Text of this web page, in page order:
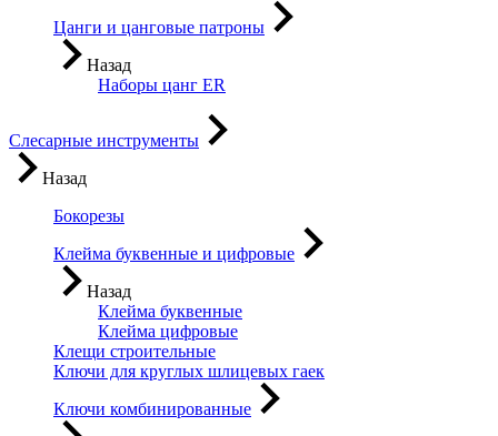
Цанги и цанговые патроны
Назад
Наборы цанг ER
Слесарные инструменты
Назад
Бокорезы
Клейма буквенные и цифровые
Назад
Клейма буквенные
Клейма цифровые
Клещи строительные
Ключи для круглых шлицевых гаек
Ключи комбинированные